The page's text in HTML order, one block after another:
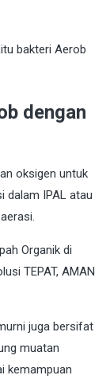
bakteri Aerob
dengan
oksigen untuk
dalam IPAL atau
juga bersifat
muatan
kemampuan